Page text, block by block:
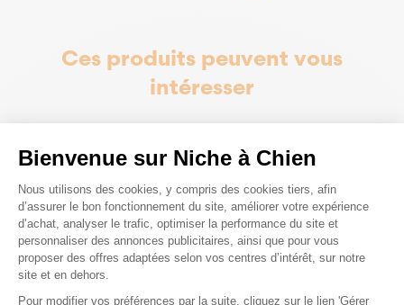
Bienvenue sur Niche à Chien
Plateforme de Gestion du
Nous utilisons des cookies, y compris des cookies tiers, afin
d’assurer le bon fonctionnement du site, améliorer votre expérience
d’achat, analyser le trafic, optimiser la performance du site et
personnaliser des annonces publicitaires, ainsi que pour vous
proposer des offres adaptées selon vos centres d’intérêt, sur notre
site et en dehors.
Pour modifier vos préférences par la suite, cliquez sur le lien 'Gérer
Ces produits peuvent vous
intéresser